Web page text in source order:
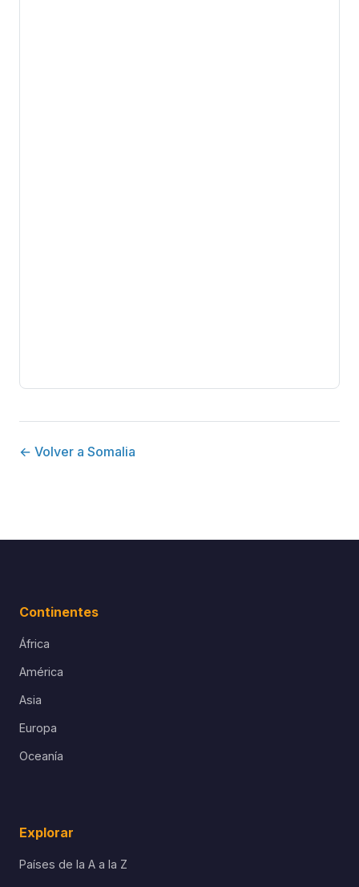
← Volver a Somalia
Continentes
África
América
Asia
Europa
Oceanía
Explorar
Países de la A a la Z